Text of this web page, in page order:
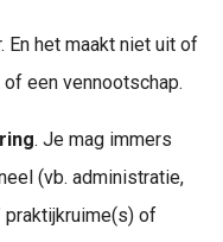
En het maakt niet uit of
een vennootschap.
. Je mag immers
(vb. administratie,
praktijkruime(s) of